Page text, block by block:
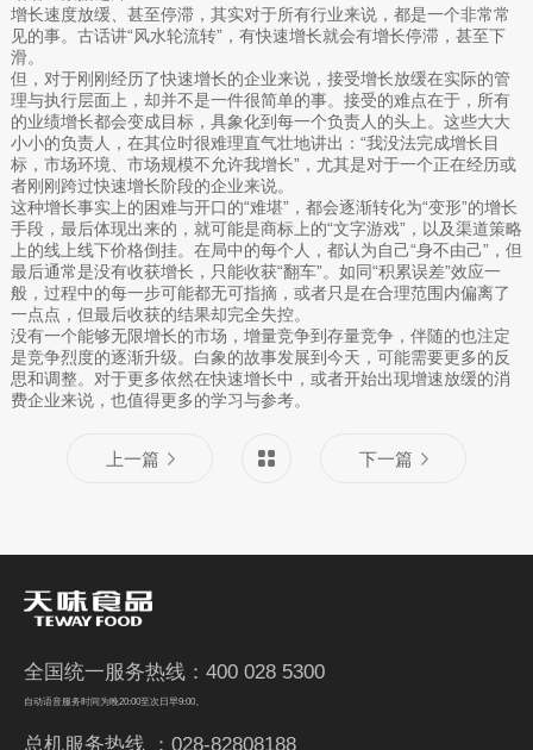
增长速度放缓、甚至停滞，其实对于所有行业来说，都是一个非常常
见的事。古话讲“风水轮流转”，有快速增长就会有增长停滞，甚至下
滑。
但，对于刚刚经历了快速增长的企业来说，接受增长放缓在实际的管
理与执行层面上，却并不是一件很简单的事。接受的难点在于，所有
的业绩增长都会变成目标，具象化到每一个负责人的头上。这些大大
小小的负责人，在其位时很难理直气壮地讲出：“我没法完成增长目
标，市场环境、市场规模不允许我增长”，尤其是对于一个正在经历或
者刚刚跨过快速增长阶段的企业来说。
这种增长事实上的困难与开口的“难堪”，都会逐渐转化为“变形”的增长
手段，最后体现出来的，就可能是商标上的“文字游戏”，以及渠道策略
上的线上线下价格倒挂。在局中的每个人，都认为自己“身不由己”，但
最后通常是没有收获增长，只能收获“翻车”。如同“积累误差”效应一
般，过程中的每一步可能都无可指摘，或者只是在合理范围内偏离了
一点点，但最后收获的结果却完全失控。
没有一个能够无限增长的市场，增量竞争到存量竞争，伴随的也注定
是竞争烈度的逐渐升级。白象的故事发展到今天，可能需要更多的反
思和调整。对于更多依然在快速增长中，或者开始出现增速放缓的消
费企业来说，也值得更多的学习与参考。
上一篇 下一篇
全国统一服务热线：400 028 5300
自动语音服务时间为晚20:00至次日早9:00。
总机服务热线 ：028-82808188